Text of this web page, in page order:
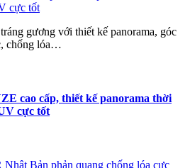
gương với thiết kế panorama, góc
chống lóa…
cao cấp, thiết kế panorama thời
cực tốt